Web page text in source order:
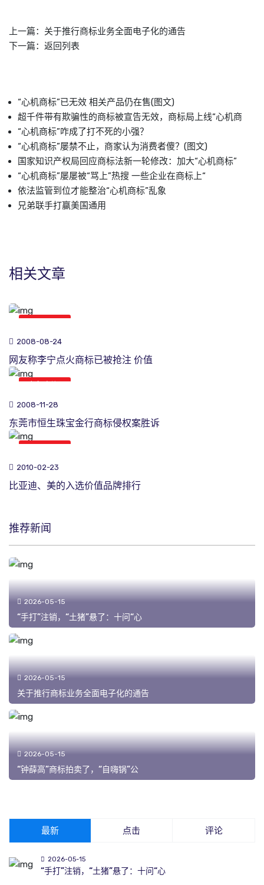
上一篇： 关于推行商标业务全面电子化的通告
下一篇： 返回列表
“心机商标”已无效 相关产品仍在售(图文)
超千件带有欺骗性的商标被宣告无效，商标局上线“心机商
“心机商标”咋成了打不死的小强？
“心机商标”屡禁不止，商家认为消费者傻？(图文)
国家知识产权局回应商标法新一轮修改：加大“心机商标”
“心机商标”屡屡被“骂上”热搜 一些企业在商标上“
依法监管到位才能整治“心机商标”乱象
兄弟联手打赢美国通用
相关文章
2008-08-24
网友称李宁点火商标已被抢注 价值
2008-11-28
东莞市恒生珠宝金行商标侵权案胜诉
2010-02-23
比亚迪、美的入选价值品牌排行
推荐新闻
2026-05-15
“手打”注销，“土猪”悬了：十问“心
2026-05-15
关于推行商标业务全面电子化的通告
2026-05-15
“钟薛高”商标拍卖了，“自嗨锅”公
最新 点击 评论
2026-05-15
“手打”注销，“土猪”悬了：十问“心